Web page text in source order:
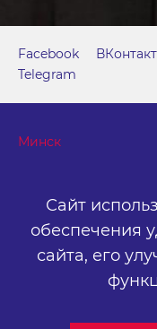
Сайт
обеспечения
сайта, его
Минск
г. Минск, м. "Парк
ул. Толбухина, 2,
191445164
+375 (17) 388-72-73
Facebook
Telegram